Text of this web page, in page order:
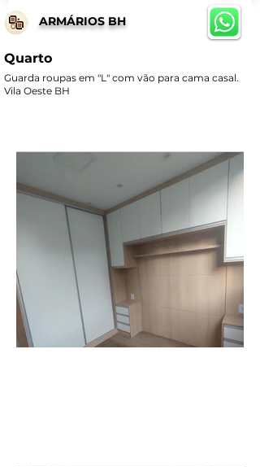
ARMÁRIOS BH
Quarto
Guarda roupas em "L" com vão para cama casal.
Vila Oeste BH